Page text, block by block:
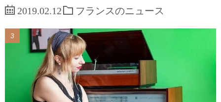
2019.02.12 フランスのニュース